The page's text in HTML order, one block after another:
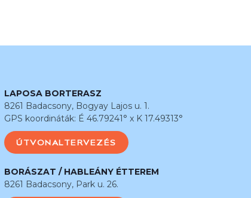
LAPOSA BORTERASZ
8261 Badacsony, Bogyay Lajos u. 1.
GPS koordináták: É 46.79241° x K 17.49313°
ÚTVONALTERVEZÉS
BORÁSZAT / HABLEÁNY ÉTTEREM
8261 Badacsony, Park u. 26.